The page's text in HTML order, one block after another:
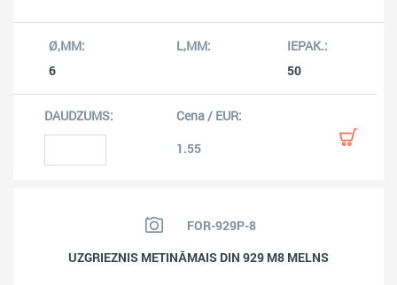
6 50
1.55
FOR-929P-8
UZGRIEZNIS METINĀMAIS DIN 929 M8 MELNS